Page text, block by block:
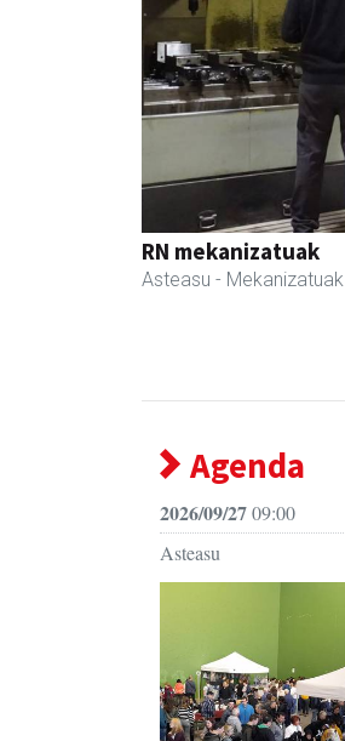
RN mekanizatuak
Asteasu - Mekanizatuak
Agenda
2026/09/2709:00
Asteasu